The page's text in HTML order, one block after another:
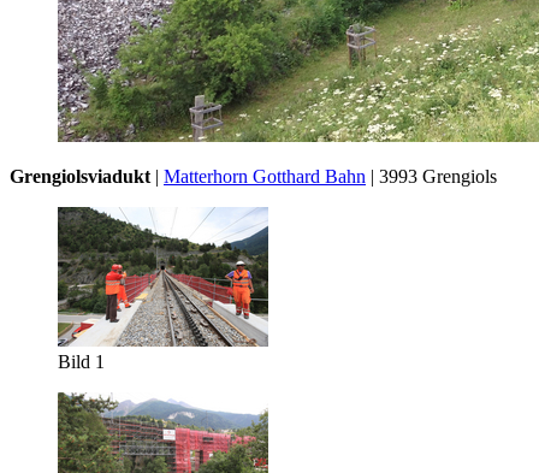
Grengiolsviadukt | Matterhorn Gotthard Bahn | 3993 Grengiols
Bild 1